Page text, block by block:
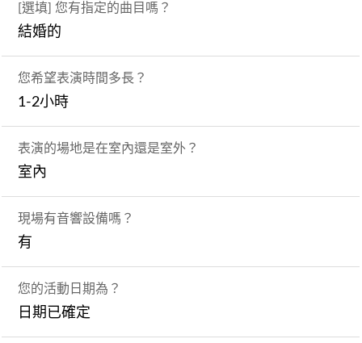
[選填] 您有指定的曲目嗎？
結婚的
您希望表演時間多長？
1-2小時
表演的場地是在室內還是室外？
室內
現場有音響設備嗎？
有
您的活動日期為？
日期已確定